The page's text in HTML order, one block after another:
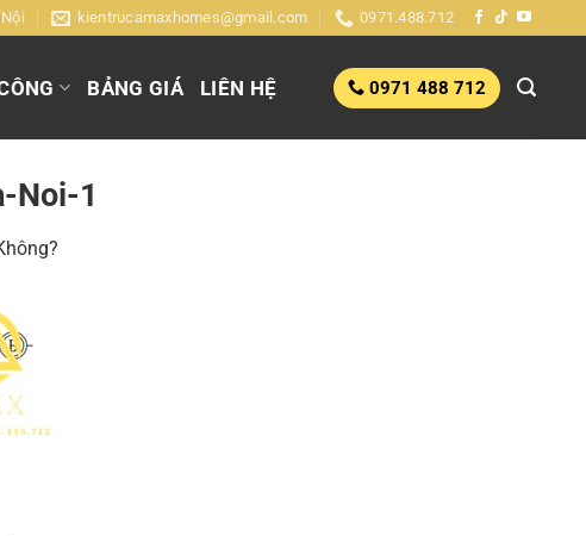
kientrucamaxhomes@gmail.com 0971.488.712
BẢNG GIÁ LIÊN HỆ 0971 488 712
Noi-1